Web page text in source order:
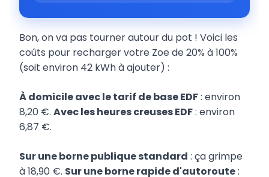
Bon, on va pas tourner autour du pot ! Voici les
coûts pour recharger votre Zoe de 20% à 100%
(soit environ 42 kWh à ajouter) :
À domicile avec le tarif de base EDF: environ
8,20 €. Avec les heures creuses EDF: environ
6,87 €.
Sur une borne publique standard : ça grimpe
à 18,90 €. Sur une borne rapide d'autoroute: